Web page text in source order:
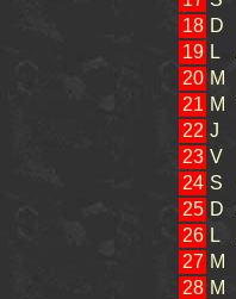
18 D
19 L
20 M
21 M
22 J
23 V
24 S
25 D
26 L
27 M
28 M